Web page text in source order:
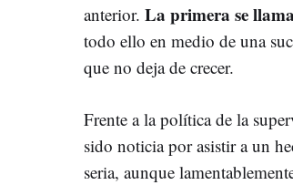
anterior. La primera se
todo ello en medio de una
que no deja de crecer.
Frente a la política de la
sido noticia por asistir a un
seria, aunque